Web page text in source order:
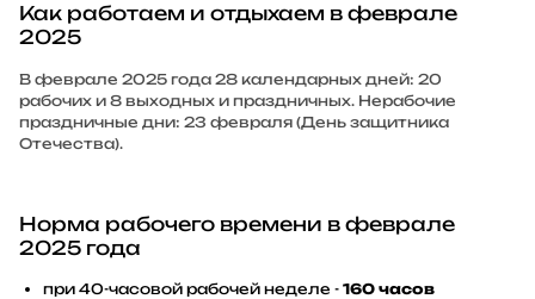
Как работаем и отдыхаем в феврале
2025
В феврале 2025 года 28 календарных дней: 20
рабочих и 8 выходных и праздничных. Нерабочие
праздничные дни: 23 февраля (День защитника
Отечества).
Норма рабочего времени в феврале
2025 года
при 40-часовой рабочей неделе - 160 часов